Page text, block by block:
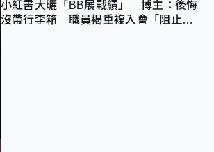
小紅書大曬「BB展戰績」 博主：後悔
沒帶行李箱 職員揭重複入會「阻止唔